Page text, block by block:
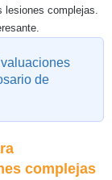
lesiones complejas.
de
complejas